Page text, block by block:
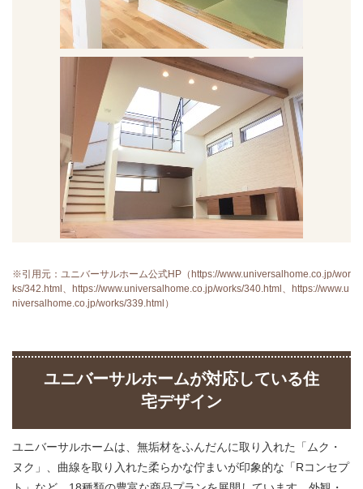
※引用元：ユニバーサルホーム公式HP（https://www.universalhome.co.jp/wor
ks/342.html、https://www.universalhome.co.jp/works/340.html、https://www.u
niversalhome.co.jp/works/339.html）
ユニバーサルホームが対応している住
宅デザイン
ユニバーサルホームは、無垢材をふんだんに取り入れた「ムク・
ヌク」、曲線を取り入れた柔らかな佇まいが印象的な「Rコンセプ